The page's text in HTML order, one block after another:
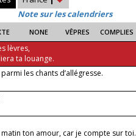
Note sur les calendriers
NONE VÊPRES COMPLIES
lèvres,
ta louange.
les chants d’allégresse.
matin ton amour, car je compte sur toi.